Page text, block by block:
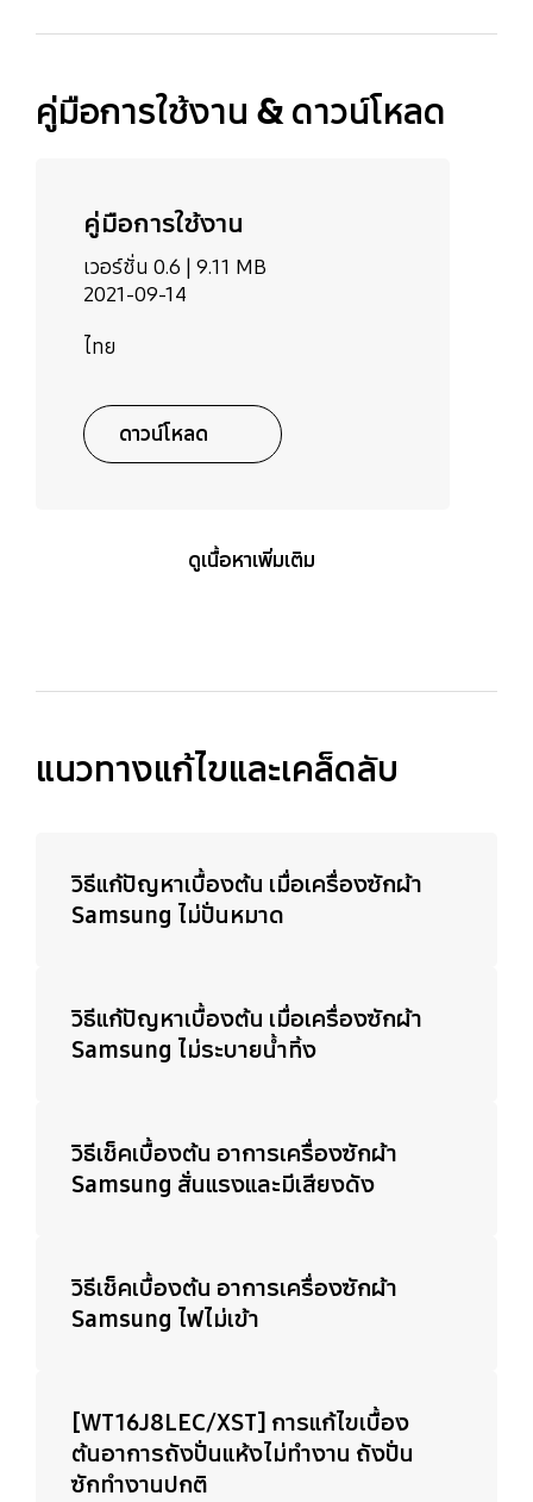
คู่มือการใช้งาน & ดาวน์โหลด
คู่มือการใช้งาน
เวอร์ชั่น 0.6 | 9.11 MB
2021-09-14
ไทย
ดาวน์โหลด
ดูเนื้อหาเพิ่มเติม
แนวทางแก้ไขและเคล็ดลับ
วิธีแก้ปัญหาเบื้องต้น เมื่อเครื่องซักผ้า
Samsung ไม่ปั่นหมาด
วิธีแก้ปัญหาเบื้องต้น เมื่อเครื่องซักผ้า
Samsung ไม่ระบายน้ำทิ้ง
วิธีเช็คเบื้องต้น อาการเครื่องซักผ้า
Samsung สั่นแรงและมีเสียงดัง
วิธีเช็คเบื้องต้น อาการเครื่องซักผ้า
Samsung ไฟไม่เข้า
[WT16J8LEC/XST] การแก้ไขเบื้อง
ต้นอาการถังปั่นแห้งไม่ทำงาน ถังปั่น
ซักทำงานปกติ